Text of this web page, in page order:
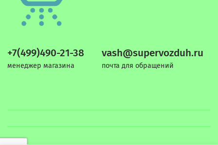
+7(499)490-21-38
менеджер магазина
vash@supervozduh.ru
почта для обращений